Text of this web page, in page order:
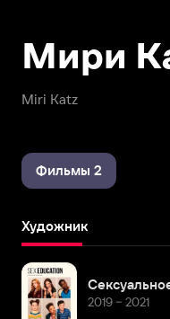
Miri Katz
Мири
Фильмы 2
Художник
2019 – 2021